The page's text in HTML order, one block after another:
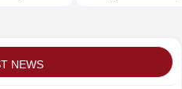
NEWS